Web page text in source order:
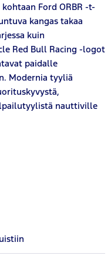
Ford ORBR -t-
kangas takaa
kuin
Red Bull Racing -logot
paidalle
Modernia tyyliä
nauttiville